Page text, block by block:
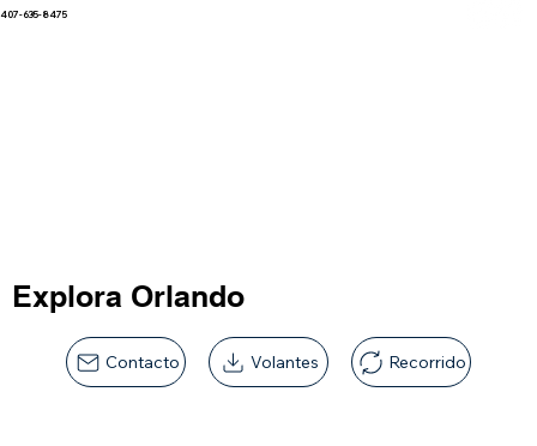
407-635-8475
Explora Orlando
Contacto Volantes Recorrido